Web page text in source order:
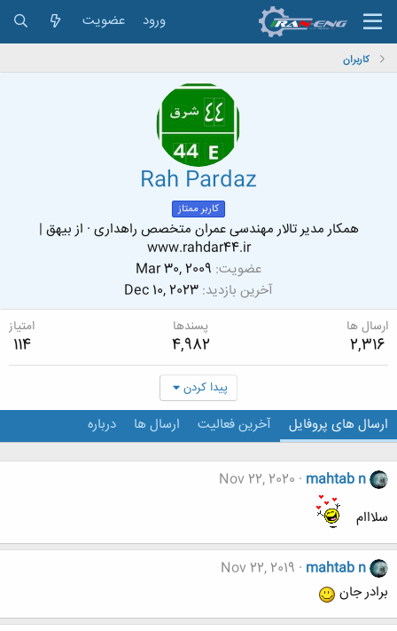
ورود عضویت
کاربران
Rah Pardaz
کاربر ممتاز
همکار مدیر تالار مهندسی عمران متخصص راهداری · ازبیهق |
www.rahdar44.ir
عضویت Mar 30, 2009
آخرین بازدید Dec 10, 2023
ارسال ها
2,316
پسندها
4,982
امتیاز
114
پیدا کردن
ارسال های پروفایل آخرین فعالیت ارسال ها درباره
mahtab n
Nov 22, 2020
سلااام
mahtab n
Nov 22, 2019
برادر جان